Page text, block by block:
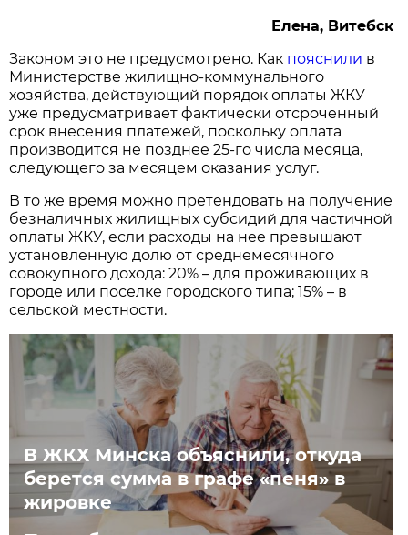
Елена, Витебск
Законом это не предусмотрено. Как пояснили в
Министерстве жилищно-коммунального
хозяйства, действующий порядок оплаты ЖКУ
уже предусматривает фактически отсроченный
срок внесения платежей, поскольку оплата
производится не позднее 25-го числа месяца,
следующего за месяцем оказания услуг.
В то же время можно претендовать на получение
безналичных жилищных субсидий для частичной
оплаты ЖКУ, если расходы на нее превышают
установленную долю от среднемесячного
совокупного дохода: 20% – для проживающих в
городе или поселке городского типа; 15% – в
сельской местности.
В ЖКХ Минска объяснили, откуда
берется сумма в графе «пеня» в
жировке